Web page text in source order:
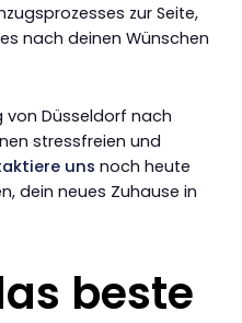
zur Seite,
nach deinen Wünschen
von Düsseldorf nach
stressfreien und
uns noch heute
dein neues Zuhause in
beste